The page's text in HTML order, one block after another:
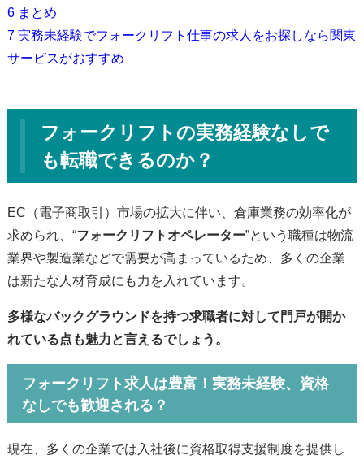
6まとめ
7実務未経験でフォークリフト仕事の求人をお探しなら関東
サービスがおすすめ
フォークリフトの実務経験なしで
も転職できるのか？
EC（電子商取引）市場の拡大に伴い、倉庫業務の効率化が
求められ、“フォークリフトオペレーター”という職種は物流
業界や製造業などで需要が高まっているため、多くの企業
は新たな人材育成にも力を入れています。
多様なバックグラウンドを持つ求職者に対して門戸が開か
れている点も魅力と言えるでしょう。
フォークリフト求人は豊富！実務未経験、資格
なしでも歓迎される？
現在、多くの企業では入社後に資格取得支援制度を提供し